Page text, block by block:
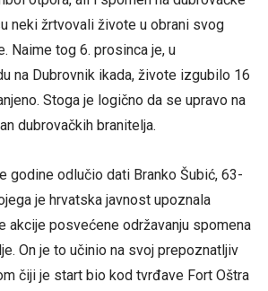
neki žrtvovali živote u obrani svog
Naime tog 6. prosinca je, u
na Dubrovnik ikada, živote izgubilo 16
Stoga je logično da se upravo na
dubrovačkih branitelja.
godine odlučio dati Branko Šubić, 63-
je hrvatska javnost upoznala
akcije posvećene održavanju spomena
On je to učinio na svoj prepoznatljiv
čiji je start bio kod tvrđave Fort Oštra